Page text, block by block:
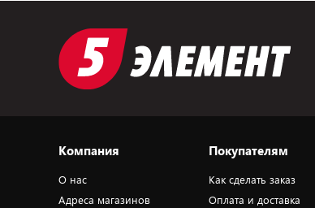
Компания
О нас
Адреса магазинов
Покупателям
Как сделать заказ
Оплата и доставка